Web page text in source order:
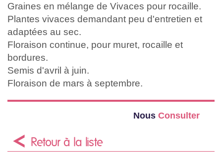
Graines en mélange de Vivaces pour rocaille.
Plantes vivaces demandant peu d'entretien et
adaptées au sec.
Floraison continue, pour muret, rocaille et
bordures.
Semis d'avril à juin.
Floraison de mars à septembre.
Nous Consulter
Retour à la liste